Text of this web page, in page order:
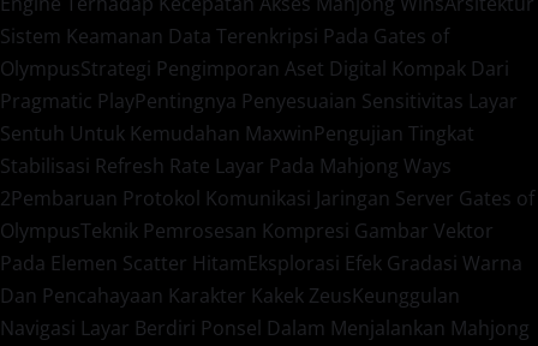
Sistem Keamanan Data Terenkripsi Pada Gates of
OlympusStrategi Pengimporan Aset Digital Kompak Dari
Pragmatic PlayPentingnya Penyesuaian Sensitivitas Layar
Sentuh Untuk Kemudahan MaxwinPengujian Tingkat
Stabilisasi Refresh Rate Layar Pada Mahjong Ways
2Pembaruan Protokol Komunikasi Jaringan Server Gates of
OlympusTeknik Pemrosesan Kompresi Gambar Vektor
Pada Elemen Scatter HitamEksplorasi Efek Gradasi Warna
Dan Pencahayaan Karakter Kakek ZeusKeunggulan
Navigasi Layar Berdiri Ponsel Dalam Menjalankan Mahjong